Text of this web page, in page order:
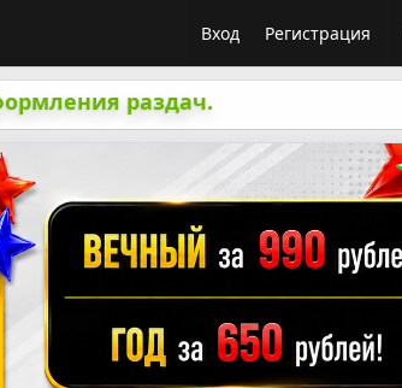
Вход Регистрация
раздач.